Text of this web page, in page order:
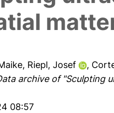
, Riepl, Josef ,
archive of "Sculpting
08:57